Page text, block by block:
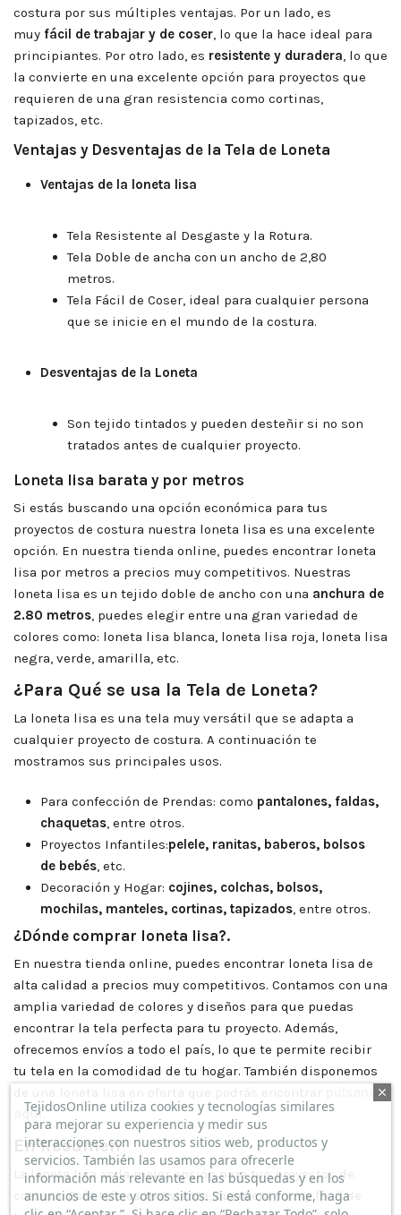
costura por sus múltiples ventajas. Por un lado, es
muy fácil de trabajar y de coser, lo que la hace ideal para
principiantes. Por otro lado, es resistente y duradera, lo que
la convierte en una excelente opción para proyectos que
requieren de una gran resistencia como cortinas,
tapizados, etc.
Ventajas y Desventajas de la Tela de Loneta
Ventajas de la loneta lisa
Tela Resistente al Desgaste y la Rotura.
Tela Doble de ancha con un ancho de 2,80
metros.
Tela Fácil de Coser, ideal para cualquier persona
que se inicie en el mundo de la costura.
Desventajas de la Loneta
Son tejido tintados y pueden desteñir si no son
tratados antes de cualquier proyecto.
Loneta lisa barata y por metros
Si estás buscando una opción económica para tus
proyectos de costura nuestra loneta lisa es una excelente
opción. En nuestra tienda online, puedes encontrar loneta
lisa por metros a precios muy competitivos. Nuestras
loneta lisa es un tejido doble de ancho con una anchura de
2.80 metros, puedes elegir entre una gran variedad de
colores como: loneta lisa blanca, loneta lisa roja, loneta lisa
negra, verde, amarilla, etc.
¿Para Qué se usa la Tela de Loneta?
La loneta lisa es una tela muy versátil que se adapta a
cualquier proyecto de costura. A continuación te
mostramos sus principales usos.
Para confección de Prendas: como pantalones, faldas,
chaquetas, entre otros.
Proyectos Infantiles:pelele, ranitas, baberos, bolsos
de bebés, etc.
Decoración y Hogar: cojines, colchas, bolsos,
mochilas, manteles, cortinas, tapizados, entre otros.
¿Dónde comprar loneta lisa?.
En nuestra tienda online, puedes encontrar loneta lisa de
alta calidad a precios muy competitivos. Contamos con una
amplia variedad de colores y diseños para que puedas
encontrar la tela perfecta para tu proyecto. Además,
ofrecemos envíos a todo el país, lo que te permite recibir
tu tela en la comodidad de tu hogar. También disponemos
pulsando
aquí.
En Resumen
La loneta lisa es la mejor opción para tus proyectos de
costura. Esta tela es resistente, duradera y muy fácil de
TejidosOnline utiliza cookies y tecnologías similares
para mejorar su experiencia y medir sus
interacciones con nuestros sitios web, productos y
servicios. También las usamos para ofrecerle
información más relevante en las búsquedas y en los
anuncios de este y otros sitios. Si está conforme, haga